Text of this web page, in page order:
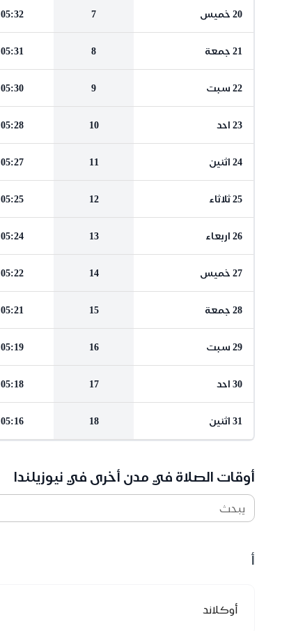
20 خميس 7
05:32
21 جمعة 8
05:31
22 سبت 9
05:30
23 احد 10
05:28
24 اثنين 11
05:27
25 ثلاثاء 12
05:25
26 اربعاء 13
05:24
27 خميس 14
05:22
28 جمعة 15
05:21
29 سبت 16
05:19
30 احد 17
05:18
31 اثنين 18
05:16
أوقات الصلاة في مدن أخرى في نيوزيلندا
يبحث
أ
أوكلاند